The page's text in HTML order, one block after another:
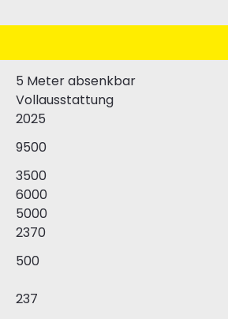
5 Meter absenkbar
Vollausstattung
2025
9500
3500
6000
5000
2370
500
237